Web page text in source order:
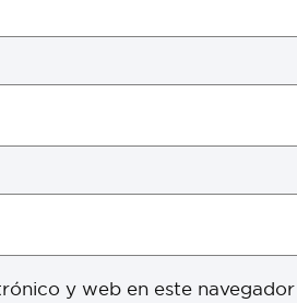
y web en este